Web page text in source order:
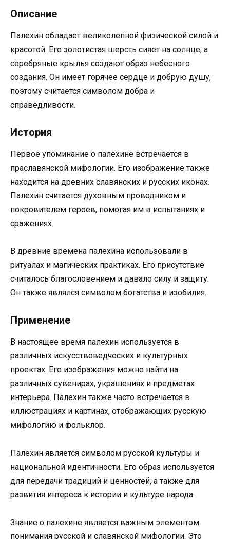
Описание
Палехин обладает великолепной физической силой и
красотой. Его золотистая шерсть сияет на солнце, а
серебряные крылья создают образ небесного
создания. Он имеет горячее сердце и добрую душу,
поэтому считается символом добра и
справедливости.
История
Первое упоминание о палехине встречается в
праславянской мифологии. Его изображение также
находится на древних славянских и русских иконах.
Палехин считается духовным проводником и
покровителем героев, помогая им в испытаниях и
сражениях.
В древние времена палехина использовали в
ритуалах и магических практиках. Его присутствие
считалось благословением и давало силу и защиту.
Он также являлся символом богатства и изобилия.
Применение
В настоящее время палехин используется в
различных искусствоведческих и культурных
проектах. Его изображения можно найти на
различных сувенирах, украшениях и предметах
интерьера. Палехин также часто встречается в
иллюстрациях и картинах, отображающих русскую
мифологию и фольклор.
Палехин является символом русской культуры и
национальной идентичности. Его образ используется
для передачи традиций и ценностей, а также для
развития интереса к истории и культуре народа.
Знание о палехине является важным элементом
понимания русской и славянской мифологии. Это